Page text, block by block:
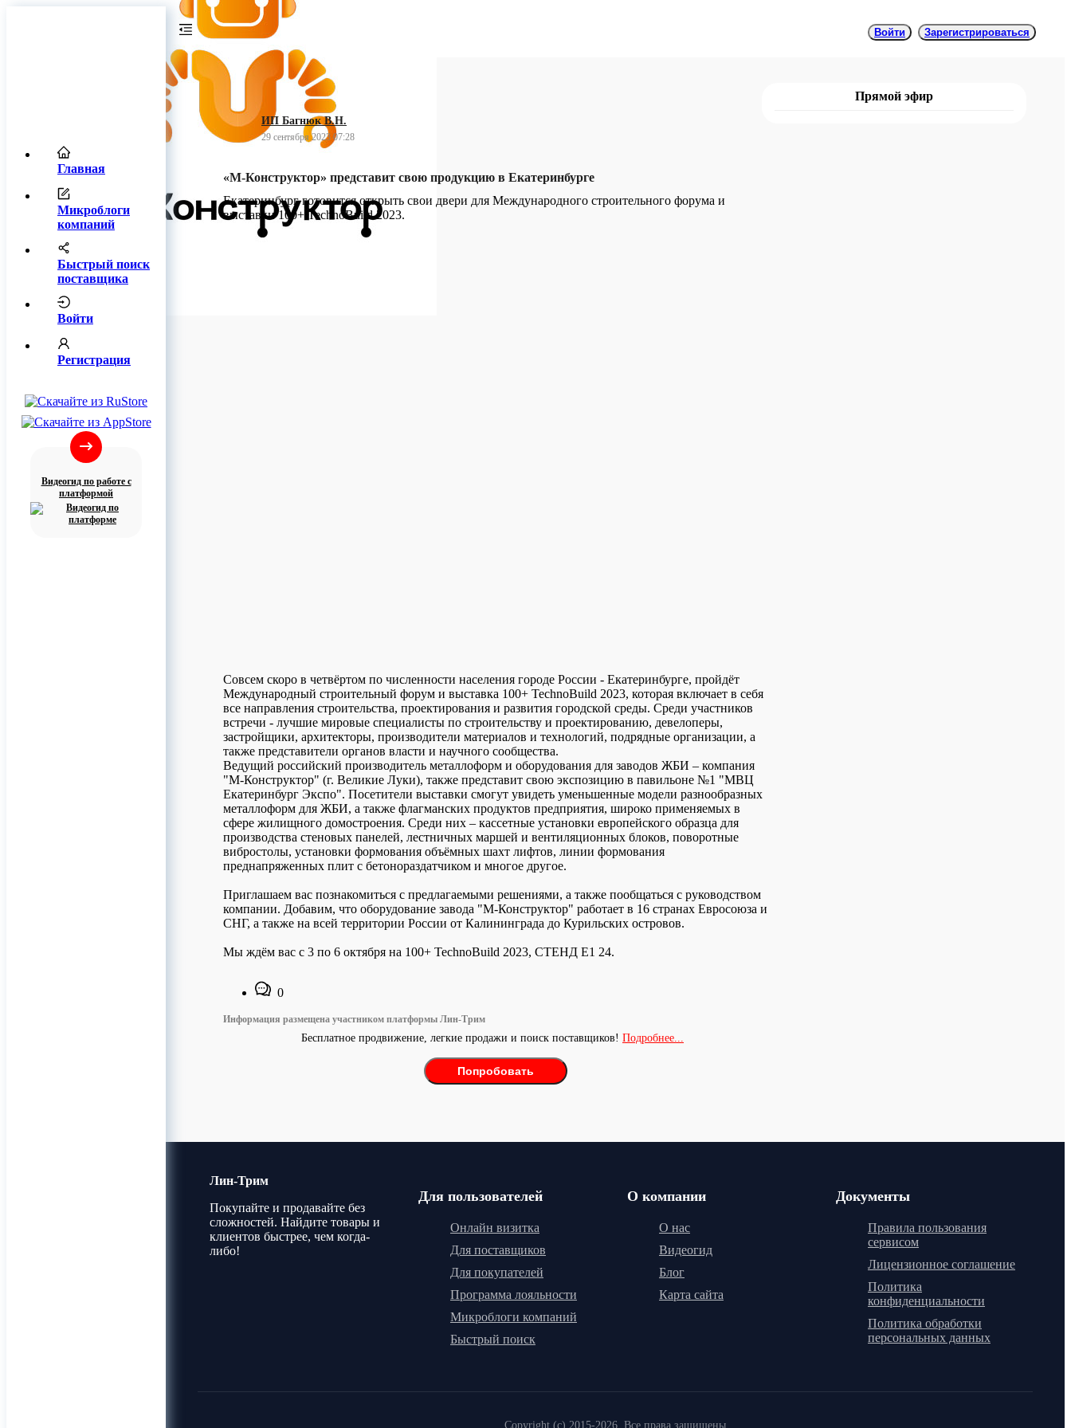
Главная
Микроблоги
компаний
Быстрый поиск
поставщика
Войти
Регистрация
Видеогид по работе с
платформой
Войти Зарегистрироваться
ИП Багнюк В.Н.
29 сентября 2023 07:28
«М-Конструктор» представит свою продукцию в Екатеринбурге
Екатеринбург готовится открыть свои двери для Международного строительного форума и
выставки 100+ TechnoBuild 2023.
Совсем скоро в четвёртом по численности населения городе России - Екатеринбурге, пройдёт
Международный строительный форум и выставка 100+ TechnoBuild 2023, которая включает в себя
все направления строительства, проектирования и развития городской среды. Среди участников
встречи - лучшие мировые специалисты по строительству и проектированию, девелоперы,
застройщики, архитекторы, производители материалов и технологий, подрядные организации, а
также представители органов власти и научного сообщества.
Ведущий российский производитель металлоформ и оборудования для заводов ЖБИ – компания
"М-Конструктор" (г. Великие Луки), также представит свою экспозицию в павильоне №1 "МВЦ
Екатеринбург Экспо". Посетители выставки смогут увидеть уменьшенные модели разнообразных
металлоформ для ЖБИ, а также флагманских продуктов предприятия, широко применяемых в
сфере жилищного домостроения. Среди них – кассетные установки европейского образца для
производства стеновых панелей, лестничных маршей и вентиляционных блоков, поворотные
вибростолы, установки формования объёмных шахт лифтов, линии формования
преднапряженных плит с бетонораздатчиком и многое другое.
Приглашаем вас познакомиться с предлагаемыми решениями, а также пообщаться с руководством
компании. Добавим, что оборудование завода "М-Конструктор" работает в 16 странах Евросоюза и
СНГ, а также на всей территории России от Калининграда до Курильских островов.
Мы ждём вас с 3 по 6 октября на 100+ TechnoBuild 2023, СТЕНД Е1 24.
0
Информация размещена участником платформы Лин-Трим
Бесплатное продвижение, легкие продажи и поиск поставщиков! Подробнее...
Попробовать
Прямой эфир
Лин-Трим
Покупайте и продавайте без
сложностей. Найдите товары и
клиентов быстрее, чем когда-
либо!
Для пользователей
Онлайн визитка
Для поставщиков
Для покупателей
Программа лояльности
Микроблоги компаний
Быстрый поиск
О компании
О нас
Видеогид
Блог
Карта сайта
Документы
Правила пользования
сервисом
Лицензионное соглашение
Политика
конфиденциальности
Политика обработки
персональных данных
Copyright (c) 2015-2026. Все права защищены